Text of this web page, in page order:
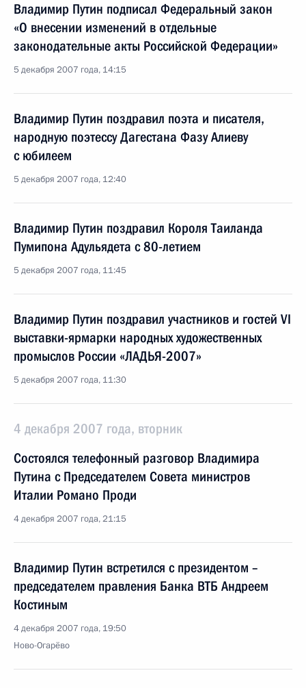
Владимир Путин подписал Федеральный закон
«О внесении изменений в отдельные
законодательные акты Российской Федерации»
5 декабря 2007 года, 14:15
Владимир Путин поздравил поэта и писателя,
народную поэтессу Дагестана Фазу Алиеву
с юбилеем
5 декабря 2007 года, 12:40
Владимир Путин поздравил Короля Таиланда
Пумипона Адульядета с 80-летием
5 декабря 2007 года, 11:45
Владимир Путин поздравил участников и гостей VI
выставки-ярмарки народных художественных
промыслов России «ЛАДЬЯ-2007»
5 декабря 2007 года, 11:30
4 декабря 2007 года, вторник
Состоялся телефонный разговор Владимира
Путина с Председателем Совета министров
Италии Романо Проди
4 декабря 2007 года, 21:15
Владимир Путин встретился с президентом –
председателем правления Банка ВТБ Андреем
Костиным
4 декабря 2007 года, 19:50
Ново-Огарёво